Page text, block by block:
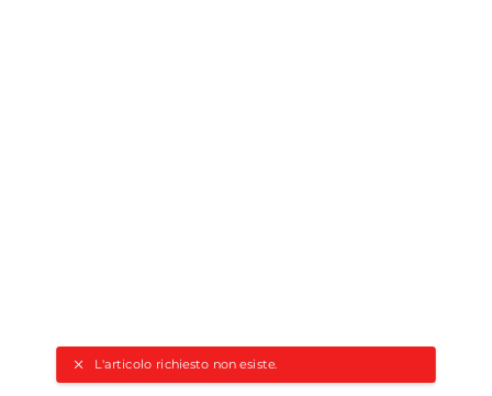
L'articolo richiesto non esiste.